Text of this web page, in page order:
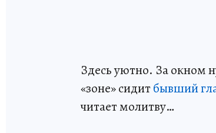
Здесь уютно. За окном
«зоне» сидитбывший
читает молитву…